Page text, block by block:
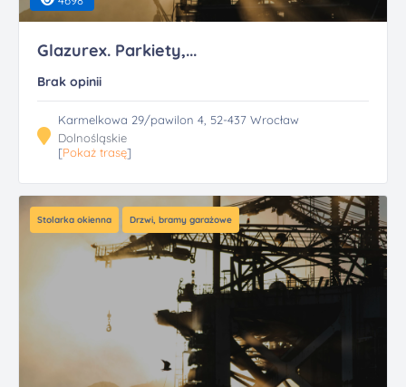
Glazurex. Parkiety,...
Brak opinii
Karmelkowa 29/pawilon 4, 52-437 Wrocław
Dolnośląskie
[Pokaż trasę]
Stolarka okienna Drzwi, bramy garażowe